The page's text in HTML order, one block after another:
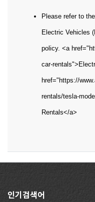
Please refer to
Electric Vehicles
policy. <a
car-
href="https://
rentals/tesla-
Rentals</a>
인기검색어